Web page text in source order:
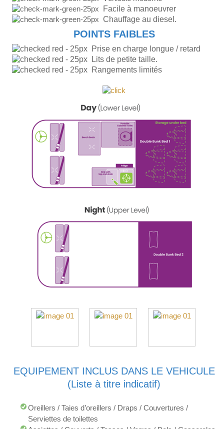
Facile à manoeuvrer
Chauffage au diesel.
POINTS FAIBLES
Prise en charge longue / retard
Lits de petite taille.
Rangements limités
EQUIPEMENT INCLUS DANS LE VEHICULE
(Liste à titre indicatif)
Oreillers / Taies d’oreillers / Draps / Couvertures /
Serviettes de toilettes